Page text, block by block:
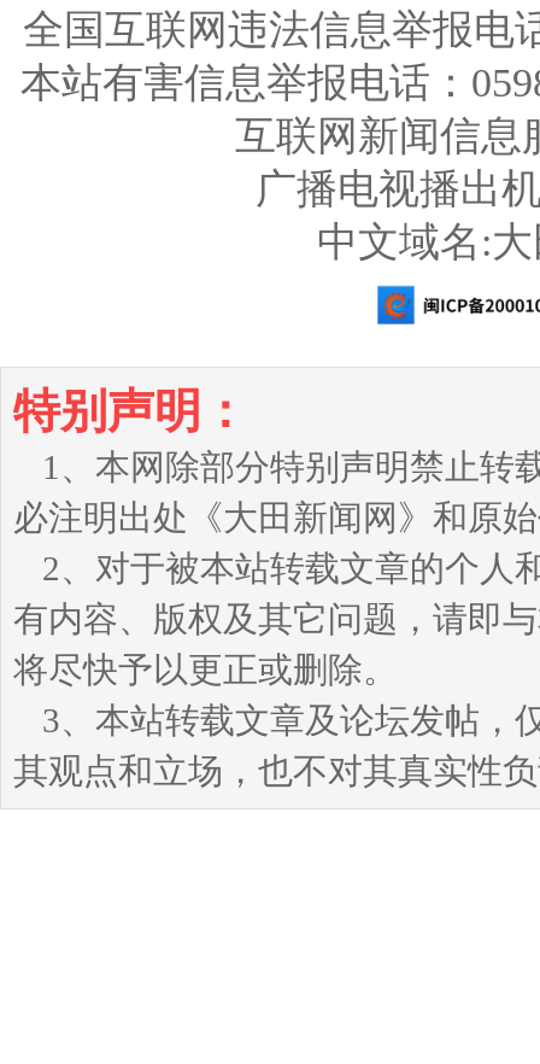
全国互联网违法信息举报电
本站有害信息举报电话：
互联网新闻信息
广播电视播出
中文域名:
特别声明：
1、本网除部分特别声明禁止转
必注明出处《大田新闻网》和原
2、对于被本站转载文章的个人
有内容、版权及其它问题，请即
将尽快予以更正或删除。
3、本站转载文章及论坛发帖，
其观点和立场，也不对其真实性